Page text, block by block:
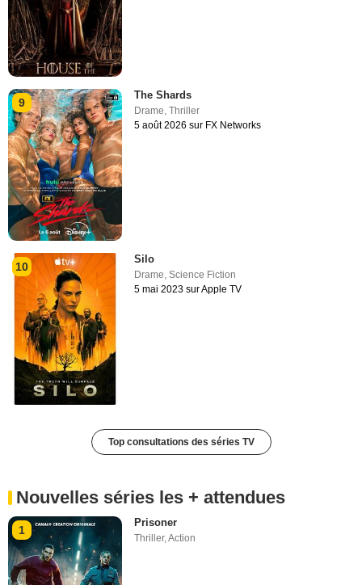
9
The Shards
Drame ,Thriller
5 août 2026 sur FX Networks
10
Silo
Drame,Science Fiction
5 mai 2023 sur Apple TV
Top consultations des séries TV
Nouvelles séries les + attendues
1
Prisoner
Thriller,Action